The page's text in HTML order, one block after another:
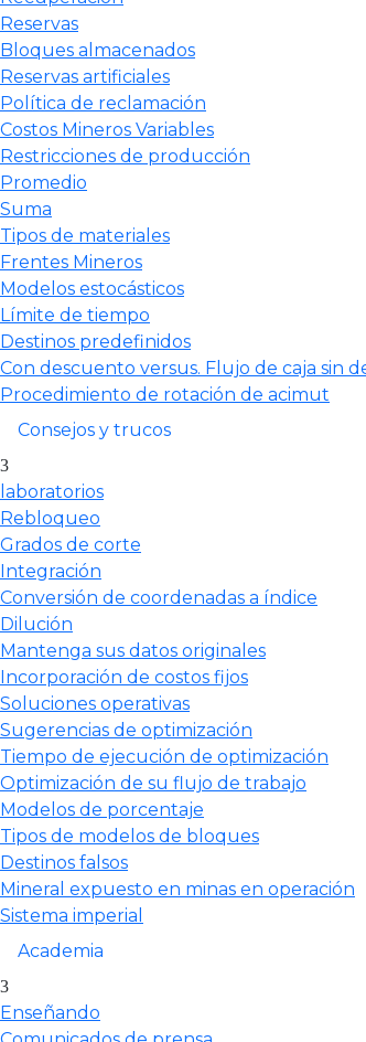
Reservas
Bloques almacenados
Reservas artificiales
Política de reclamación
Costos Mineros Variables
Restricciones de producción
Promedio
Suma
Tipos de materiales
Frentes Mineros
Modelos estocásticos
Límite de tiempo
Destinos predefinidos
Con descuento versus. Flujo de caja sin
Procedimiento de rotación de acimut
Consejos y trucos
laboratorios
Rebloqueo
Grados de corte
Integración
Conversión de coordenadas a índice
Dilución
Mantenga sus datos originales
Incorporación de costos fijos
Soluciones operativas
Sugerencias de optimización
Tiempo de ejecución de optimización
Optimización de su flujo de trabajo
Modelos de porcentaje
Tipos de modelos de bloques
Destinos falsos
Mineral expuesto en minas en operación
Sistema imperial
Academia
Enseñando